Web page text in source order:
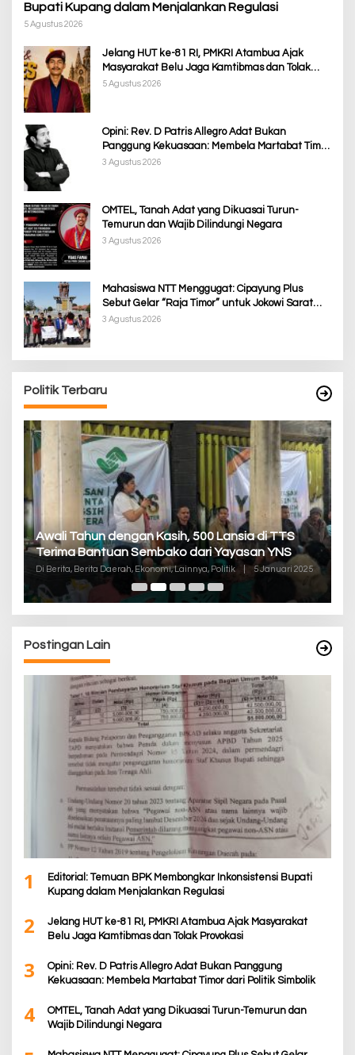
Bupati Kupang dalam Menjalankan Regulasi
5 Agustus 2026
Jelang HUT ke-81 RI, PMKRI Atambua Ajak
Masyarakat Belu Jaga Kamtibmas dan Tolak
Provokasi
5 Agustus 2026
Opini: Rev. D Patris Allegro Adat Bukan
Panggung Kekuasaan: Membela Martabat Timor
dari Politik Simbolik
3 Agustus 2026
OMTEL, Tanah Adat yang Dikuasai Turun-
Temurun dan Wajib Dilindungi Negara
3 Agustus 2026
Mahasiswa NTT Menggugat: Cipayung Plus
Sebut Gelar “Raja Timor” untuk Jokowi Sarat
Kepentingan Politik
3 Agustus 2026
Politik Terbaru
Awali Tahun dengan Kasih, 500 Lansia di TTS
Terima Bantuan Sembako dari Yayasan YNS
Di Berita, Berita Daerah, Ekonomi, Lainnya, Politik 5 Januari 2025
Postingan Lain
1
Editorial: Temuan BPK Membongkar Inkonsistensi Bupati
Kupang dalam Menjalankan Regulasi
2
Jelang HUT ke-81 RI, PMKRI Atambua Ajak Masyarakat
Belu Jaga Kamtibmas dan Tolak Provokasi
3
Opini: Rev. D Patris Allegro Adat Bukan Panggung
Kekuasaan: Membela Martabat Timor dari Politik Simbolik
4
OMTEL, Tanah Adat yang Dikuasai Turun-Temurun dan
Wajib Dilindungi Negara